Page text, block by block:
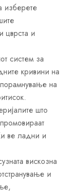
изберете
цврста и
систем за
кривини на
на
што
ве ладни и
вискозна
и